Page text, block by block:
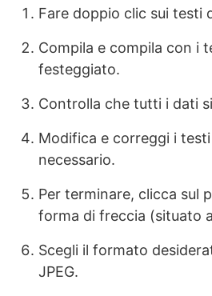
Fare doppio clic sui testi
Compila e compila con i
festeggiato.
Controlla che tutti i dati
Modifica e correggi i
necessario.
Per terminare, clicca sul
forma di freccia (situato
Scegli il formato
JPEG.